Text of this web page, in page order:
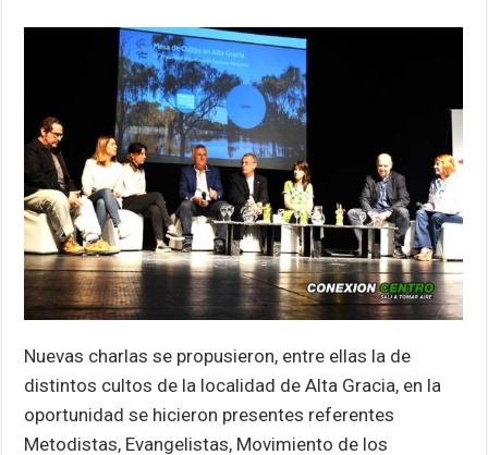
Nuevas charlas se propusieron, entre ellas la de
distintos cultos de la localidad de Alta Gracia, en la
oportunidad se hicieron presentes referentes
Metodistas, Evangelistas, Movimiento de los